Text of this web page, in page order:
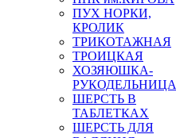
ПУХ НОРКИ,
КРОЛИК
ТРИКОТАЖНАЯ
ТРОИЦКАЯ
ХОЗЯЮШКА-
РУКОДЕЛЬНИЦА
ШЕРСТЬ В
ТАБЛЕТКАХ
ШЕРСТЬ ДЛЯ